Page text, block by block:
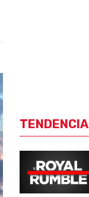
TENDENCIA